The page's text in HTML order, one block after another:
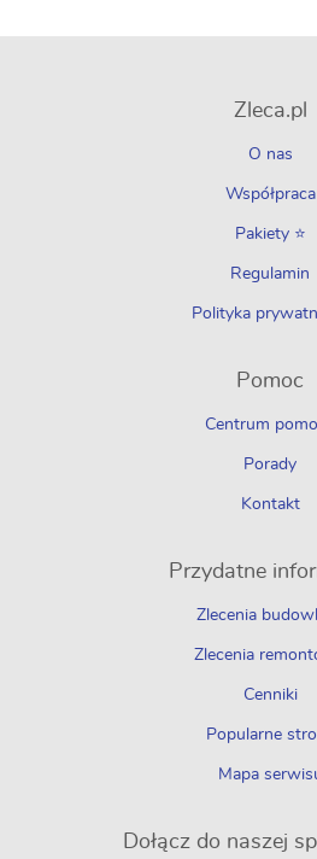
Zleca.pl
O nas
Współpraca
Pakiety ⭐
Regulamin
Polityka
Pomoc
Centrum
Porady
Kontakt
Przydatne
Zlecenia
Zlecenia
Cenniki
Popularne
Mapa
Dołącz do naszej